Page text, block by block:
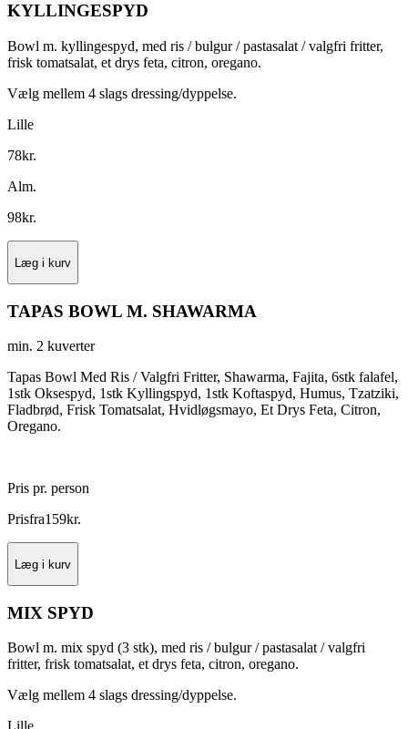
KYLLINGESPYD
Bowl m. kyllingespyd, med ris / bulgur / pastasalat / valgfri fritter,
frisk tomatsalat, et drys feta, citron, oregano.
Vælg mellem 4 slags dressing/dyppelse.
Lille
78kr.
Alm.
98kr.
Læg i kurv
TAPAS BOWL M. SHAWARMA
min. 2 kuverter
Tapas Bowl Med Ris / Valgfri Fritter, Shawarma, Fajita, 6stk falafel,
1stk Oksespyd, 1stk Kyllingspyd, 1stk Koftaspyd, Humus, Tzatziki,
Fladbrød, Frisk Tomatsalat, Hvidløgsmayo, Et Drys Feta, Citron,
Oregano.
Pris pr. person
Prisfra159kr.
Læg i kurv
MIX SPYD
Bowl m. mix spyd (3 stk), med ris / bulgur / pastasalat / valgfri
fritter, frisk tomatsalat, et drys feta, citron, oregano.
Vælg mellem 4 slags dressing/dyppelse.